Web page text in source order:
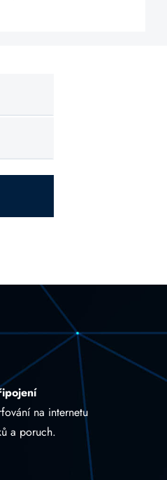
na internetu
a poruch.